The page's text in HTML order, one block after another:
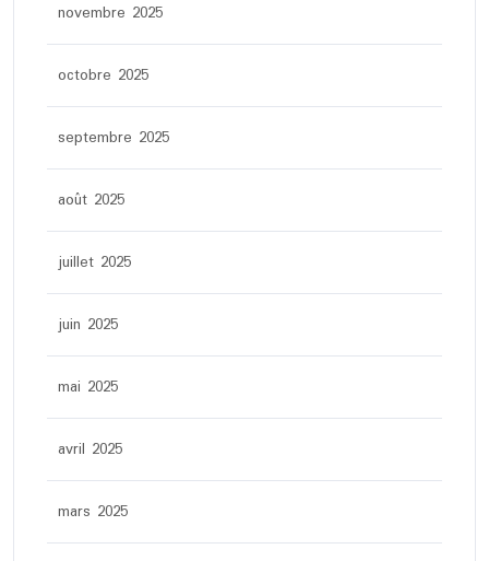
novembre 2025
octobre 2025
septembre 2025
août 2025
juillet 2025
juin 2025
mai 2025
avril 2025
mars 2025